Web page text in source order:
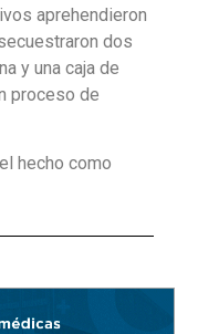
aprehendieron
dos
y una caja de
proceso de
hecho como